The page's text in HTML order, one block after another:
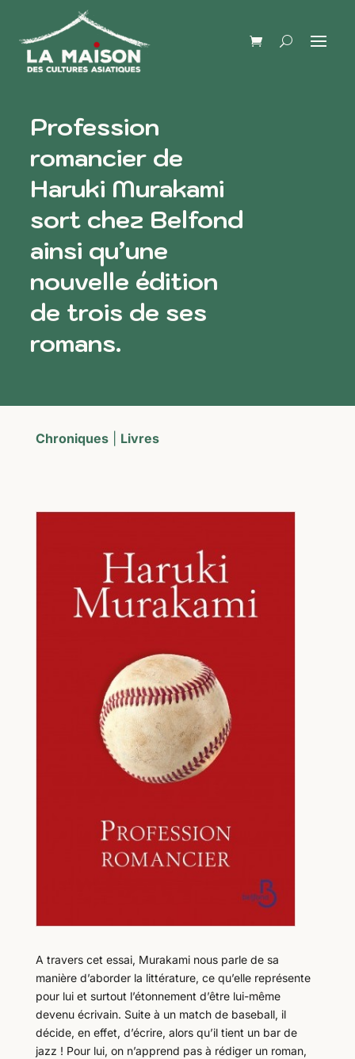
Profession
romancier de
Haruki Murakami
sort chez Belfond
ainsi qu’une
nouvelle édition
de trois de ses
romans.
Chroniques| Livres
A travers cet essai, Murakami nous parle de sa
manière d’aborder la littérature, ce qu’elle représente
pour lui et surtout l’étonnement d’être lui-même
devenu écrivain. Suite à un match de baseball, il
décide, en effet, d’écrire, alors qu’il tient un bar de
jazz ! Pour lui, on n’apprend pas à rédiger un roman,